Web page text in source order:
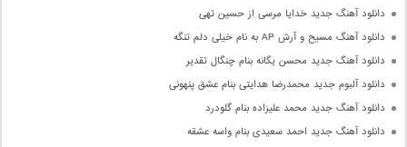
دانلود آهنگ جدید خدایا مرسی از حسین تهی
دانلود آهنگ مسیح و آرش AP به نام خیلی دلم تنگه
دانلود آهنگ جدید محسن یگانه بنام چنگال تقدیر
دانلود آلبوم جدید محمدرضا هدایتی بنام عشق پنهونی
دانلود آهنگ جدید محمد علیزاده بنام گلودرد
دانلود آهنگ جدید احمد سعیدی بنام واسه عشقه